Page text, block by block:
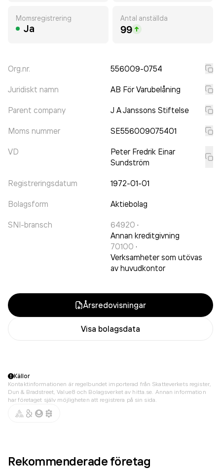
Momsregistrering
Ja
Antal anställda
99
Org.nr. 556009-0754
Juridiskt namn AB För Varubelåning
Parent company J A Janssons Stiftelse
Moms nummer SE556009075401
VD
Peter Fredrik Einar
Sundström
Registreringsdatum 1972-01-01
Bolagsform Aktiebolag
SNI-bransch 64920 ·
Annan kreditgivning
70100 ·
Verksamheter som utövas
av huvudkontor
Årsredovisningar
Visa bolagsdata
Källor
Kontaktinformationen är regelbundet importerad från Skatteverkets register,
Dun & Bradstreet, Value8 och Bolagsverket av hitta.se. Annan information
har företaget själv möjligheten att registrera på sin sida.
Rekommenderade företag